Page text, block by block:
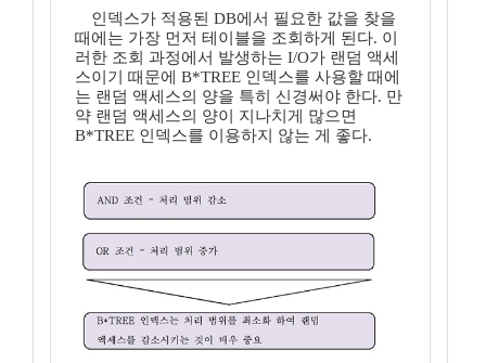
인덱스가 적용된 DB에서 필요한 값을 찾을
때에는 가장 먼저 테이블을 조회하게 된다. 이
러한 조회 과정에서 발생하는 I/O가 랜덤 액세
스이기 때문에 B*TREE 인덱스를 사용할 때에
는 랜덤 액세스의 양을 특히 신경써야 한다. 만
약 랜덤 액세스의 양이 지나치게 많으면
B*TREE 인덱스를 이용하지 않는 게 좋다.